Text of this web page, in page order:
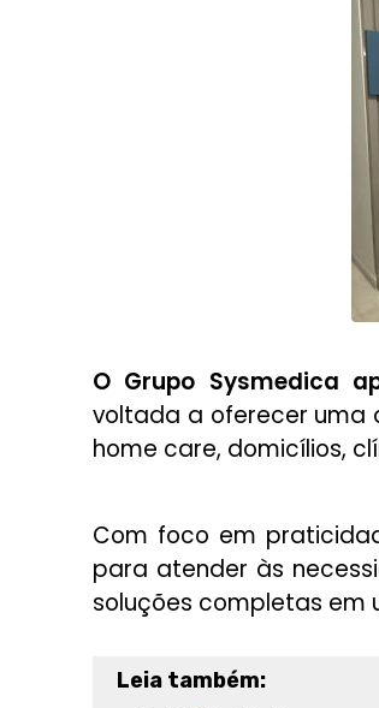
O Grupo Sysmedica
voltada a oferecer uma
home care, domicílios,
Com foco em
para atender às
soluções completas em
Leia também: